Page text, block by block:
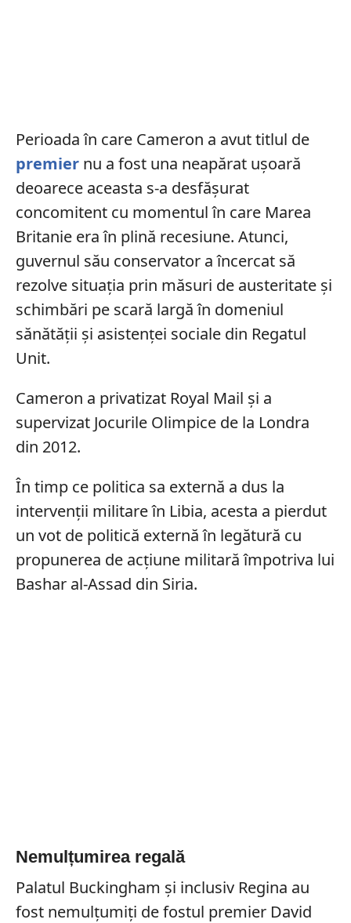
Perioada în care Cameron a avut titlul de
premiernu a fost una neapărat ușoară
deoarece aceasta s-a desfășurat
concomitent cu momentul în care Marea
Britanie era în plină recesiune. Atunci,
guvernul său conservator a încercat să
rezolve situația prin măsuri de austeritate și
schimbări pe scară largă în domeniul
sănătății și asistenței sociale din Regatul
Unit.
Cameron a privatizat Royal Mail și a
supervizat Jocurile Olimpice de la Londra
din 2012.
În timp ce politica sa externă a dus la
intervenții militare în Libia, acesta a pierdut
un vot de politică externă în legătură cu
propunerea de acțiune militară împotriva lui
Bashar al-Assad din Siria.
Nemulțumirea regală
Palatul Buckingham și inclusiv Regina au
fost nemulțumiți de fostul premier David